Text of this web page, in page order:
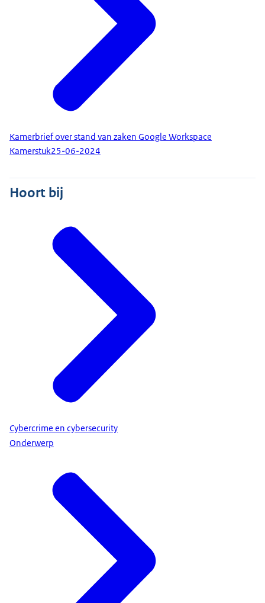
Kamerbrief over stand van zaken Google Workspace
Kamerstuk25-06-2024
Hoort bij
Cybercrime en cybersecurity
Onderwerp